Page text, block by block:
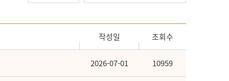
작성일 조회수
2026-07-01 10959